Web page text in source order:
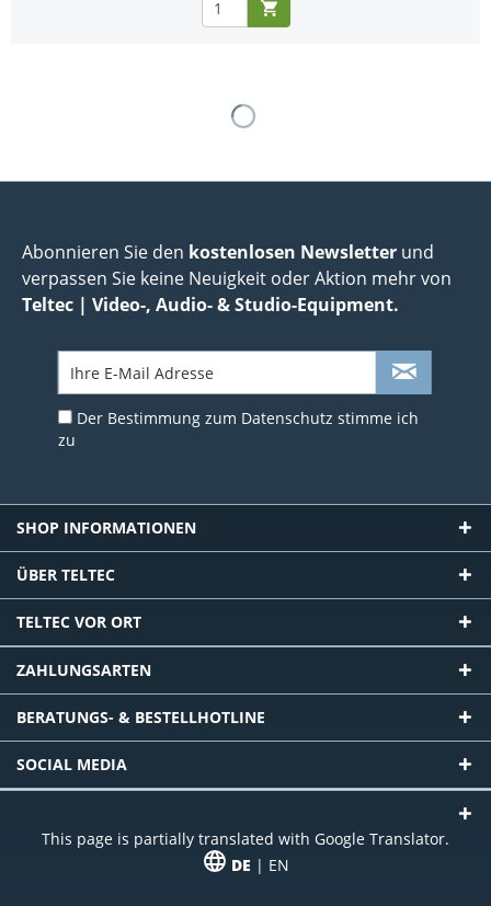
Abonnieren Sie den kostenlosen Newsletter und
verpassen Sie keine Neuigkeit oder Aktion mehr von
Teltec | Video-, Audio- & Studio-Equipment.
Der Bestimmung zum Datenschutz stimme ich
zu
SHOP INFORMATIONEN
ÜBER TELTEC
TELTEC VOR ORT
ZAHLUNGSARTEN
BERATUNGS- & BESTELLHOTLINE
SOCIAL MEDIA
This page is partially translated with Google Translator.
DE | EN